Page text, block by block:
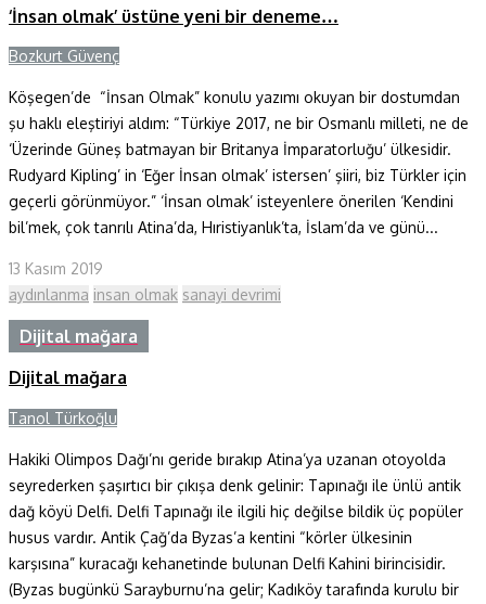
‘İnsan olmak’ üstüne yeni bir deneme…
Bozkurt Güvenç
Köşegen’de “İnsan Olmak” konulu yazımı okuyan bir dostumdan
şu haklı eleştiriyi aldım: “Türkiye 2017, ne bir Osmanlı milleti, ne de
‘Üzerinde Güneş batmayan bir Britanya İmparatorluğu’ ülkesidir.
Rudyard Kipling’ in ‘Eğer İnsan olmak’ istersen’ şiiri, biz Türkler için
geçerli görünmüyor.” ‘İnsan olmak’ isteyenlere önerilen ‘Kendini
bil’mek, çok tanrılı Atina’da, Hıristiyanlık’ta, İslam’da ve günü...
13 Kasım 2019
aydınlanma insan olmak sanayi devrimi
Dijital mağara
Dijital mağara
Tanol Türkoğlu
Hakiki Olimpos Dağı’nı geride bırakıp Atina’ya uzanan otoyolda
seyrederken şaşırtıcı bir çıkışa denk gelinir: Tapınağı ile ünlü antik
dağ köyü Delfi. Delfi Tapınağı ile ilgili hiç değilse bildik üç popüler
husus vardır. Antik Çağ’da Byzas’a kentini “körler ülkesinin
karşısına” kuracağı kehanetinde bulunan Delfi Kahini birincisidir.
(Byzas bugünkü Sarayburnu’na gelir; Kadıköy tarafında kurulu bir